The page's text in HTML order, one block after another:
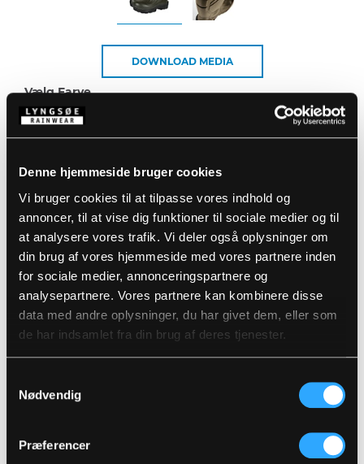
Denne hjemmeside bruger cookies
Vi bruger cookies til at tilpasse vores indhold og
annoncer, til at vise dig funktioner til sociale medier og til
at analysere vores trafik. Vi deler også oplysninger om
din brug af vores hjemmeside med vores partnere inden
for sociale medier, annonceringspartnere og
analysepartnere. Vores partnere kan kombinere disse
data med andre oplysninger, du har givet dem, eller som
de har indsamlet fra din brug af deres tjenester.
Nødvendig
Præferencer
DOWNLOAD MEDIA
Vælg Farve
Beskrivelse
PU-belagt polyesterstof
EN ISO 20345:2022+A1:2024 S5L SR CI FO
Standarder
Detaljer
Robust og holdbar
Modstandsdygtig over for mineraler, olier,
kemikalier, fedtstoffer, desinfektionsmidler,
gødning osv.
antiperforationsmellemsål
Ingen brud eller revner ved kulde eller ekstreme
Kuldeisolering og beskyttelse ned til -70 °C
Varenummer: LR490-08/07
EAN: 5708217966786
Vaskeanvisninger
Plejeinstruktioner: